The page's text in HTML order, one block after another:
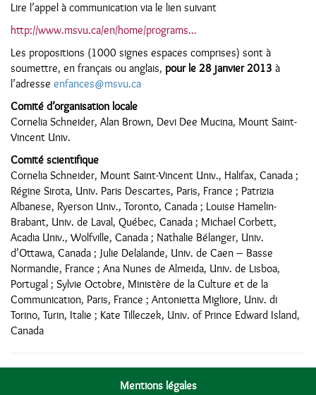
Lire l’appel à communication via le lien suivant
http://www.msvu.ca/en/home/programs...
Les propositions (1000 signes espaces comprises) sont à
soumettre, en français ou anglais, pour le 28 janvier 2013 à
l’adresse enfances@msvu.ca
Comité d’organisation locale
Cornelia Schneider, Alan Brown, Devi Dee Mucina, Mount Saint-
Vincent Univ.
Comité scientifique
Cornelia Schneider, Mount Saint-Vincent Univ., Halifax, Canada ;
Régine Sirota, Univ. Paris Descartes, Paris, France ; Patrizia
Albanese, Ryerson Univ., Toronto, Canada ; Louise Hamelin-
Brabant, Univ. de Laval, Québec, Canada ; Michael Corbett,
Acadia Univ., Wolfville, Canada ; Nathalie Bélanger, Univ.
d’Ottawa, Canada ; Julie Delalande, Univ. de Caen – Basse
Normandie, France ; Ana Nunes de Almeida, Univ. de Lisboa,
Portugal ; Sylvie Octobre, Ministère de la Culture et de la
Communication, Paris, France ; Antonietta Migliore, Univ. di
Torino, Turin, Italie ; Kate Tilleczek, Univ. of Prince Edward Island,
Canada
Mentions légales